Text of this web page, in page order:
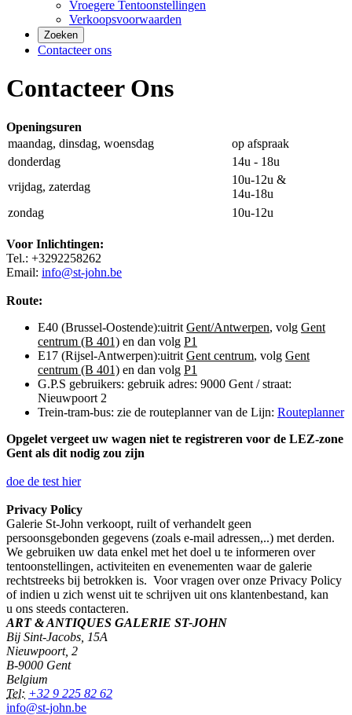
Vroegere Tentoonstellingen
Verkoopsvoorwaarden
Zoeken
Contacteer ons
Contacteer Ons
Openingsuren
maandag, dinsdag, woensdag
op afspraak
donderdag
14u - 18u
vrijdag, zaterdag
10u-12u &
14u-18u
zondag
10u-12u
Voor Inlichtingen:
Tel.: +3292258262
Email: info@st-john.be
Route:
E40 (Brussel-Oostende):uitrit Gent/Antwerpen, volg Gent
centrum (B 401) en dan volg P1
E17 (Rijsel-Antwerpen):uitrit Gent centrum, volg Gent
centrum (B 401) en dan volg P1
G.P.S gebruikers: gebruik adres: 9000 Gent / straat:
Nieuwpoort 2
Trein-tram-bus: zie de routeplanner van de Lijn: Routeplanner
Opgelet vergeet uw wagen niet te registreren voor de LEZ-zone
Gent als dit nodig zou zijn
doe de test hier
Privacy Policy
Galerie St-John verkoopt, ruilt of verhandelt geen
persoonsgebonden gegevens (zoals e-mail adressen,..) met derden.
We gebruiken uw data enkel met het doel u te informeren over
tentoonstellingen, activiteiten en evenementen waar de galerie
rechtstreeks bij betrokken is. Voor vragen over onze Privacy Policy
of indien u zich wenst uit te schrijven uit ons klantenbestand, kan
u ons steeds contacteren.
ART & ANTIQUES GALERIE ST-JOHN
Bij Sint-Jacobs, 15A
Nieuwpoort, 2
B-9000 Gent
Belgium
Tel: +32 9 225 82 62
info@st-john.be